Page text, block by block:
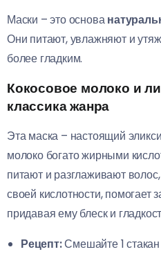
Маски – это основа
Они питают, увлажняют и
более гладким.
Кокосовое молоко и
классика жанра
Эта маска – настоящий
молоко богато жирными
питают и разглаживают
своей кислотности, помогает
придавая ему блеск и
Рецепт:Смешайте 1 стакан